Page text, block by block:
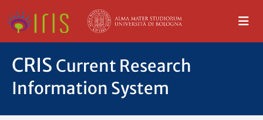
CRIS Current Research
Information System